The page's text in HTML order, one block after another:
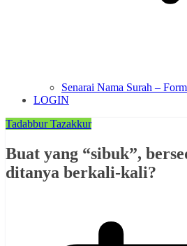
Senarai Nama Surah –
LOGIN
Tadabbur Tazakkur
Buat yang “sibuk”,
ditanya berkali-kali?